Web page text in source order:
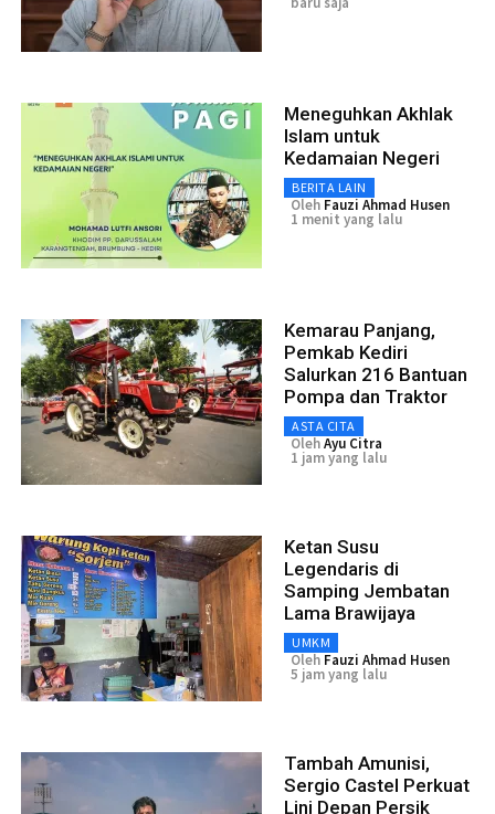
Meneguhkan Akhlak
Islam untuk
Kedamaian Negeri
BERITA LAIN
Oleh Fauzi Ahmad Husen
1 menit yang lalu
Kemarau Panjang,
Pemkab Kediri
Salurkan 216 Bantuan
Pompa dan Traktor
ASTA CITA
OlehAyu Citra
1 jam yang lalu
Ketan Susu
Legendaris di
Samping Jembatan
Lama Brawijaya
UMKM
Oleh Fauzi Ahmad Husen
5 jam yang lalu
Tambah Amunisi,
Sergio Castel Perkuat
Lini Depan Persik